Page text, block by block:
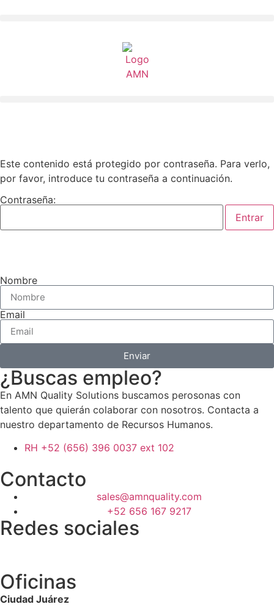
Este contenido está protegido por contraseña. Para verlo,
por favor, introduce tu contraseña a continuación.
Contraseña:
Nombre
Email
Enviar
¿Buscas empleo?
En AMN Quality Solutions buscamos perosonas con
talento que quierán colaborar con nosotros. Contacta a
nuestro departamento de Recursos Humanos.
RH +52 (656) 396 0037 ext 102
Contacto
sales@amnquality.com
+52 656 167 9217
Redes sociales
Oficinas
Ciudad Juárez